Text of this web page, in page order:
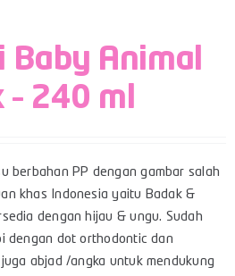
Baby Animal
– 240 ml
berbahan PP dengan gambar salah
khas Indonesia yaitu Badak &
dengan hijau & ungu. Sudah
dengan dot orthodontic dan
abjad /angka untuk mendukung